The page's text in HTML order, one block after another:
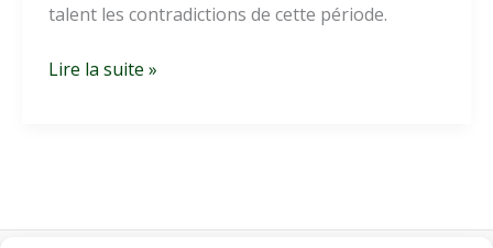
talent les contradictions de cette période.
Black
Lire la suite »